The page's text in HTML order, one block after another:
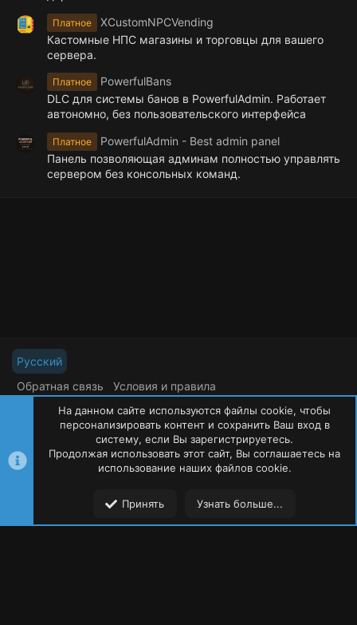
Платное
XCustomNPCVending
Кастомные НПС магазины и торговцы для вашего
сервера.
Платное
PowerfulBans
DLC для системы банов в PowerfulAdmin. Работает
автономно, без пользовательского интерфейса
Платное
PowerfulAdmin - Best admin panel
Панель позволяющая админам полностью управлять
сервером без консольных команд.
Русский
Обратная связь
Условия и правила
Политика конфиденциальности
Помощь
R
S
S
©Oxide Россия2015-2026
На данном сайте используются файлы cookie, чтобы
персонализировать контент и сохранить Ваш вход в
систему, если Вы зарегистрируетесь.
Продолжая использовать этот сайт, Вы соглашаетесь на
использование наших файлов cookie.
Принять Узнать больше...